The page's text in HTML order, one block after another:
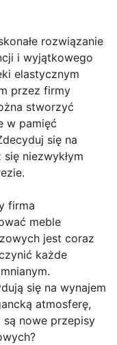
rozwiązanie
i wyjątkowego
elastycznym
przez firmy
stworzyć
w pamięć
się na
niezwykłym
firma
meble
jest coraz
każde
się na wynajem
atmosferę,
nowe przepisy